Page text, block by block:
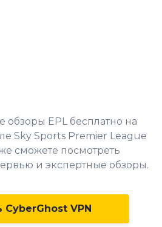
EPL бесплатно на
Sky Sports Premier League
сможете посмотреть
и экспертные обзоры.
CyberGhost VPN